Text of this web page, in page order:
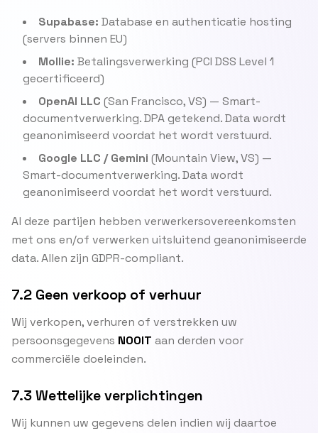
Supabase: Database en authenticatie hosting
(servers binnen EU)
Mollie: Betalingsverwerking (PCI DSS Level 1
gecertificeerd)
OpenAI LLC (San Francisco, VS) — Smart-
documentverwerking. DPA getekend. Data wordt
geanonimiseerd voordat het wordt verstuurd.
Google LLC / Gemini (Mountain View, VS) —
Smart-documentverwerking. Data wordt
geanonimiseerd voordat het wordt verstuurd.
Al deze partijen hebben verwerkersovereenkomsten
met ons en/of verwerken uitsluitend geanonimiseerde
data. Allen zijn GDPR-compliant.
7.2 Geen verkoop of verhuur
Wij verkopen, verhuren of verstrekken uw
persoonsgegevens NOOIT aan derden voor
commerciële doeleinden.
7.3 Wettelijke verplichtingen
Wij kunnen uw gegevens delen indien wij daartoe